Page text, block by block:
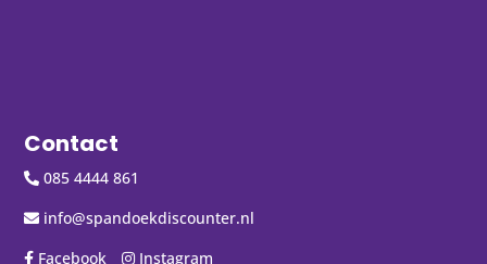
Contact
085 4444 861
info@spandoekdiscounter.nl
Facebook
Instagram